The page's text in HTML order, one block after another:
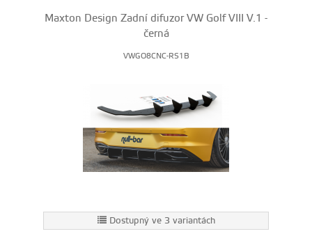
Maxton Design Zadní difuzor VW Golf VIII V.1 -
černá
VWGO8CNC-RS1B
Dostupný ve 3 variantách